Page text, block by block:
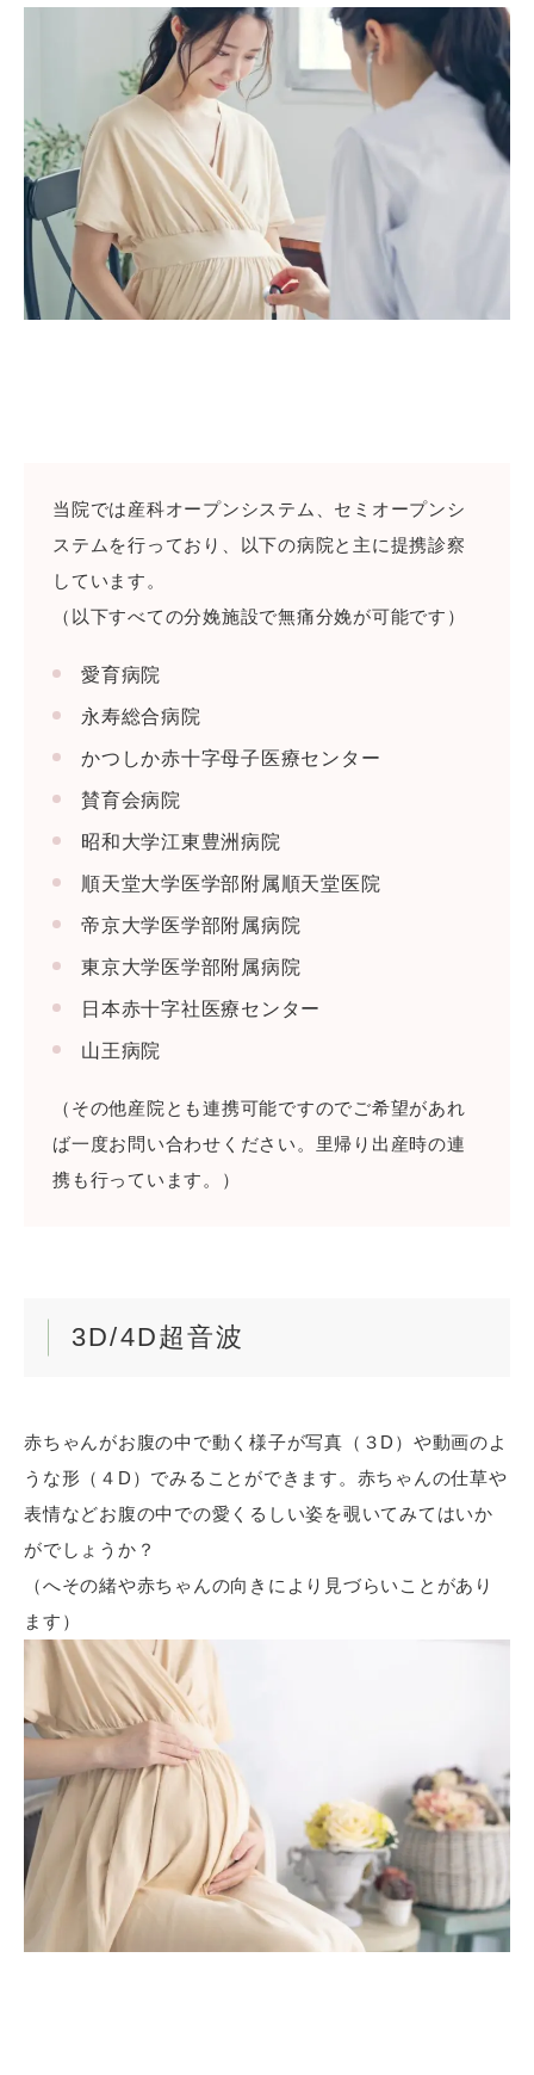
当院では産科オープンシステム、セミオープンシ
ステムを行っており、以下の病院と主に提携診察
しています。
（以下すべての分娩施設で無痛分娩が可能です）
愛育病院
永寿総合病院
かつしか赤十字母子医療センター
賛育会病院
昭和大学江東豊洲病院
順天堂大学医学部附属順天堂医院
帝京大学医学部附属病院
東京大学医学部附属病院
日本赤十字社医療センター
山王病院
（その他産院とも連携可能ですのでご希望があれ
ば一度お問い合わせください。里帰り出産時の連
携も行っています。）
3D/4D超音波
赤ちゃんがお腹の中で動く様子が写真（３D）や動画のよ
うな形（４D）でみることができます。赤ちゃんの仕草や
表情などお腹の中での愛くるしい姿を覗いてみてはいか
がでしょうか？
（へその緒や赤ちゃんの向きにより見づらいことがあり
ます）
当院のLINE公式アカウント画面を開き、「追加」ボ
タンで友だち追加をしてください。
トーク画面にて、「認証画面へ進む」をタップして